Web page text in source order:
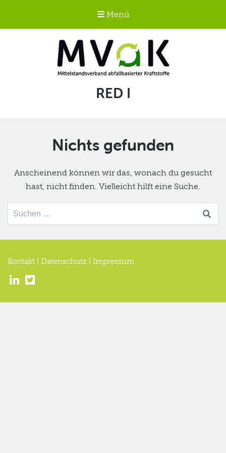
Menü
Mittelstandsverband
abfallbasierter
Schlagwort:
RED I
Nichts gefunden
Anscheinend können wir das, wonach du gesucht
hast, nicht finden. Vielleicht hilft eine Suche.
Suche
nach:
Kontakt Datenschutz Impressum